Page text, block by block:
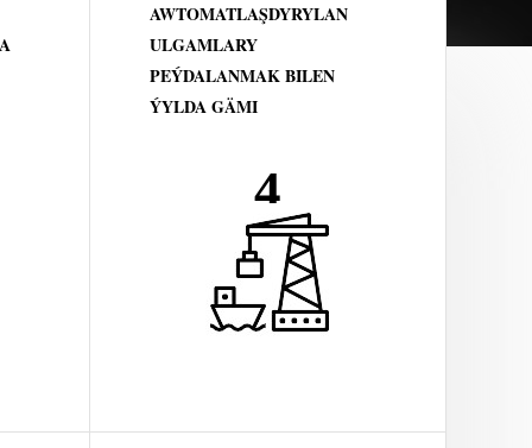
AWTOMATLAŞDYRYLAN
ULGAMLARY
PEÝDALANMAK BILEN
ÝYLDA GÄMI
4